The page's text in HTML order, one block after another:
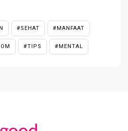
#SEHAT #MANFAAT
#TIPS #MENTAL